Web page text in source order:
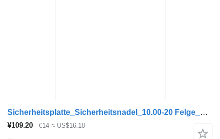
Sicherheitsplatte_Sicherheitsnadel_10.00-20 Felge_Sprengringfelg
¥109.20 €14 ≈ US$16.18